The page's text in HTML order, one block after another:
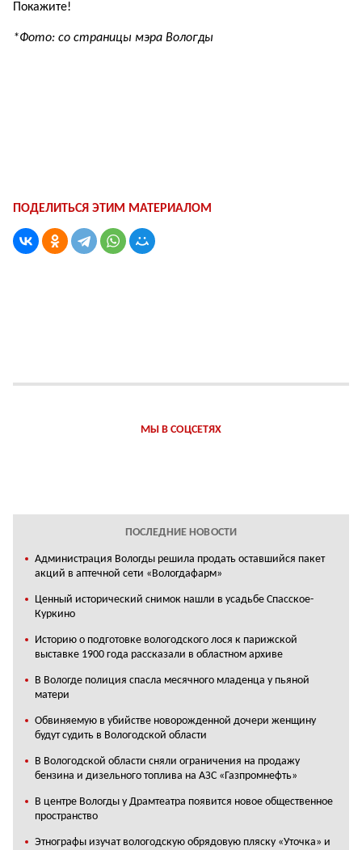
Покажите!
*Фото: со страницы мэра Вологды
ПОДЕЛИТЬСЯ ЭТИМ МАТЕРИАЛОМ
МЫ В СОЦСЕТЯХ
ПОСЛЕДНИЕ НОВОСТИ
Администрация Вологды решила продать оставшийся пакет
акций в аптечной сети «Вологдафарм»
Ценный исторический снимок нашли в усадьбе Спасское-
Куркино
Историю о подготовке вологодского лося к парижской
выставке 1900 года рассказали в областном архиве
В Вологде полиция спасла месячного младенца у пьяной
матери
Обвиняемую в убийстве новорожденной дочери женщину
будут судить в Вологодской области
В Вологодской области сняли ограничения на продажу
бензина и дизельного топлива на АЗС «Газпромнефть»
В центре Вологды у Драмтеатра появится новое общественное
пространство
Этнографы изучат вологодскую обрядовую пляску «Уточка» и